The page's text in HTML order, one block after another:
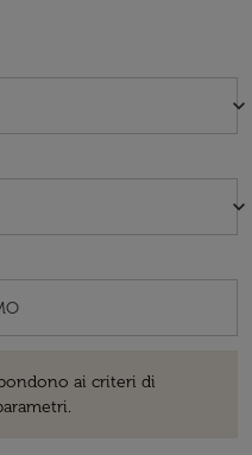
keyboard_arrow_down
keyboard_arrow_down
ai criteri di